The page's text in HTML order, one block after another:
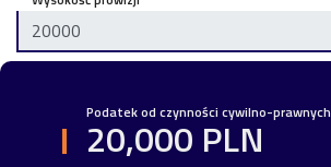
Podatek od czynności cywilno-prawnych
20,000 PLN